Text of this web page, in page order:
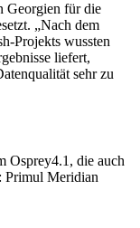
Georgien für die
„Nach dem
Projekts wussten
liefert,
sehr zu
Osprey4.1, die auch
Primul Meridian